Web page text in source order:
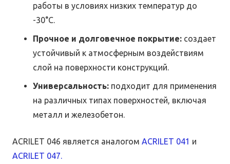
работы в условиях низких температур до
-30°С.
Прочное и долговечное покрытие: создает
устойчивый к атмосферным воздействиям
слой на поверхности конструкций.
Универсальность: подходит для применения
на различных типах поверхностей, включая
металл и железобетон.
ACRILET 046 является аналогом ACRILET 041 и
ACRILET 047.